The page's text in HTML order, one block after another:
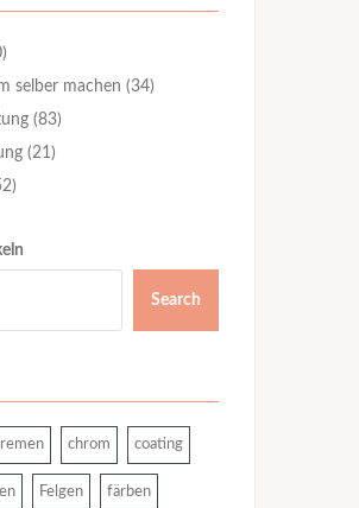
selber machen (34)
(83)
(21)
Search
chrom coating
Felgen färben